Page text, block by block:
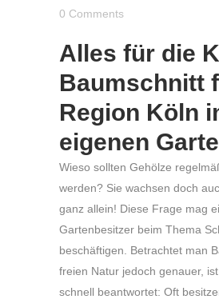
0 Comments
Alles für die
Baumschnitt
Region Köln
eigenen
Wieso sollten Gehölze
werden? Sie wachsen doch
ganz allein! Diese Frage mag
Gartenbesitzer beim Thema
beschäftigen. Betrachtet man
freien Natur jedoch genauer,
schnell beantwortet: Oft